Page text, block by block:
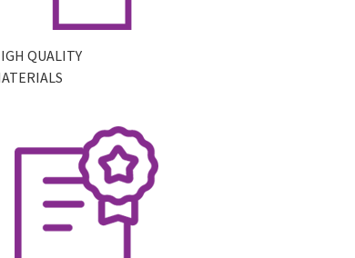
QUALITY